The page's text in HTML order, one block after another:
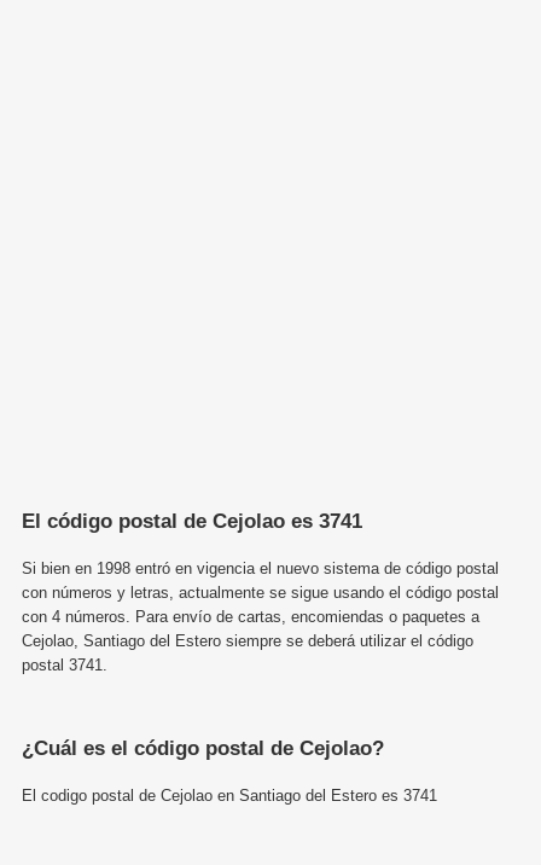
El código postal de Cejolao es 3741
Si bien en 1998 entró en vigencia el nuevo sistema de código postal
con números y letras, actualmente se sigue usando el código postal
con 4 números. Para envío de cartas, encomiendas o paquetes a
Cejolao, Santiago del Estero siempre se deberá utilizar el código
postal 3741.
¿Cuál es el código postal de Cejolao?
El codigo postal de Cejolao en Santiago del Estero es 3741